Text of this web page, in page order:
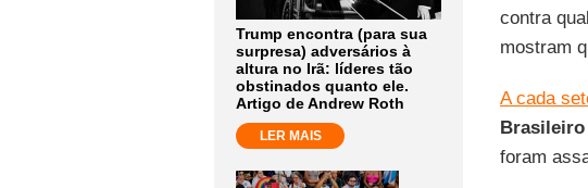
Trump encontra (para sua
surpresa) adversários à
altura no Irã: líderes tão
obstinados quanto ele.
Artigo de Andrew Roth
LER MAIS
contra
mostram
A cada
Brasileiro
foram